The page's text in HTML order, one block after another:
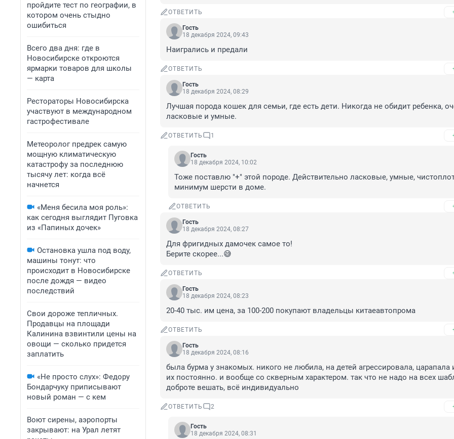
пройдите тест по географии, в
котором очень стыдно
ошибиться
Всего два дня: где в
Новосибирске откроются
ярмарки товаров для школы
— карта
Рестораторы Новосибирска
участвуют в международном
гастрофестивале
Метеоролог предрек самую
мощную климатическую
катастрофу за последнюю
тысячу лет: когда всё
начнется
«Меня бесила моя роль»:
как сегодня выглядит Пуговка
из «Папиных дочек»
Остановка ушла под воду,
машины тонут: что
происходит в Новосибирске
после дождя — видео
последствий
Свои дороже тепличных.
Продавцы на площади
Калинина взвинтили цены на
овощи — сколько придется
заплатить
«Не просто слух»: Федору
Бондарчуку приписывают
новый роман — с кем
Воют сирены, аэропорты
закрывают: на Урал летят
ОТВЕТИТЬ
Гость
18 декабря 2024, 09:43
Наигрались и предали
ОТВЕТИТЬ
Гость
18 декабря 2024, 08:29
Лучшая порода кошек для семьи, где есть дети. Никогда не обидит ребенка,
ласковые и умные.
ОТВЕТИТЬ 1
Гость
18 декабря 2024, 10:02
Тоже поставлю "+" этой породе. Действительно ласковые, умные,
минимум шерсти в доме.
ОТВЕТИТЬ
Гость
18 декабря 2024, 08:27
Для фригидных дамочек самое то!
Берите скорее...😅
ОТВЕТИТЬ
Гость
18 декабря 2024, 08:23
20-40 тыс. им цена, за 100-200 покупают владельцы китаеавтопрома
ОТВЕТИТЬ
Гость
18 декабря 2024, 08:16
была бурма у знакомых. никого не любила, на детей агрессировала, царапала
их постоянно. и вообще со скверным характером. так что не надо на всех
доброте вешать, всё индивидуально
ОТВЕТИТЬ 2
Гость
18 декабря 2024, 08:31